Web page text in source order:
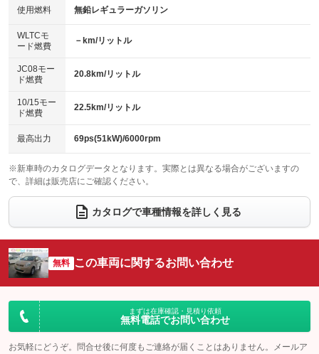
100V電源
：装備なし
センターデフロック
：装備なし
電動格納ミラー
：装備なし
バックカメラ
：装備なし
エアロ
：装備なし
：装備なし
パワーシート
ベンチシート
：装備あり
チップアップシート
：装備なし
：装備なし ：装備なし
ウォークスルー
：装備なし
電動リアゲート フロントカメラ
：装備なし
：装備なし ：装備なし
サイドカメラ
：装備なし ルーフレール
：装備なし
：装備なし
：装備なし
使用燃料 無鉛レギュラーガソリン
WLTCモ
ード燃費
－km/リットル
JC08モー
ド燃費
20.8km/リットル
10/15モー
ド燃費
22.5km/リットル
最高出力 69ps(51kW)/6000rpm
※新車時のカタログデータとなります。実際とは異なる場合がございますの
で、詳細は販売店にご確認ください。
カタログで車種情報を詳しく見る
無料 この車両に関するお問い合わせ
まずは在庫確認・見積り依頼
無料電話でお問い合わせ
お気軽にどうぞ。問合せ後に何度もご連絡が届くことはありません。メールア